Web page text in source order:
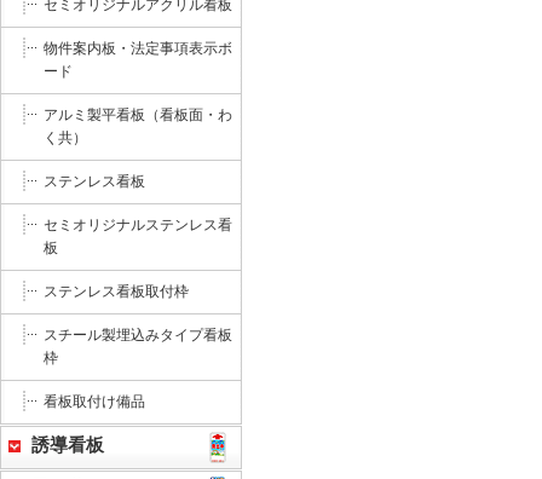
セミオリジナルアクリル看板
物件案内板・法定事項表示ボ
ード
アルミ製平看板（看板面・わ
く共）
ステンレス看板
セミオリジナルステンレス看
板
ステンレス看板取付枠
スチール製埋込みタイプ看板
枠
看板取付け備品
誘導看板